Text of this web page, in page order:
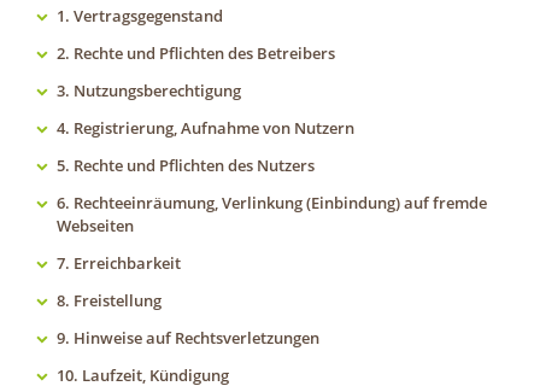
1. Vertragsgegenstand
2. Rechte und Pflichten des Betreibers
3. Nutzungsberechtigung
4. Registrierung, Aufnahme von Nutzern
5. Rechte und Pflichten des Nutzers
6. Rechteeinräumung, Verlinkung (Einbindung) auf fremde
Webseiten
7. Erreichbarkeit
8. Freistellung
9. Hinweise auf Rechtsverletzungen
10. Laufzeit, Kündigung